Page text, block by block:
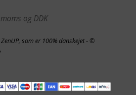
og DDK
som er 100% danskejet - ©